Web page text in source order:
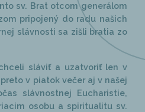
sv. Brat otcom generálom
pripojený do radu našich
slávnosti sa zišli bratia zo
sláviť a uzatvoriť len v
v piatok večer aj v našej
slávnostnej Eucharistie,
osobu a spiritualitu sv.